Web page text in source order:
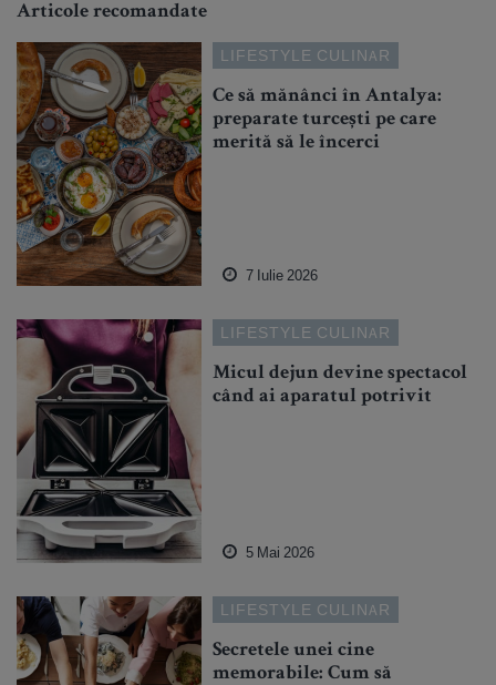
Articole recomandate
LIFESTYLE CULINAR
Ce să mănânci în Antalya:
preparate turcești pe care
merită să le încerci
7 Iulie 2026
LIFESTYLE CULINAR
Micul dejun devine spectacol
când ai aparatul potrivit
5 Mai 2026
LIFESTYLE CULINAR
Secretele unei cine
memorabile: Cum să